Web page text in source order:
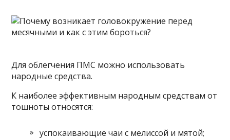
Для облегчения ПМС можно использовать
народные средства.
К наиболее эффективным народным средствам от
тошноты относятся:
успокаивающие чаи с мелиссой и мятой;